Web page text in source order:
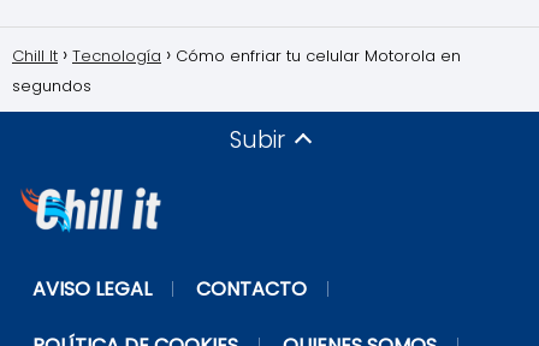
Chill It Tecnología
Cómo enfriar tu celular Motorola en
segundos
Subir
AVISO LEGAL CONTACTO